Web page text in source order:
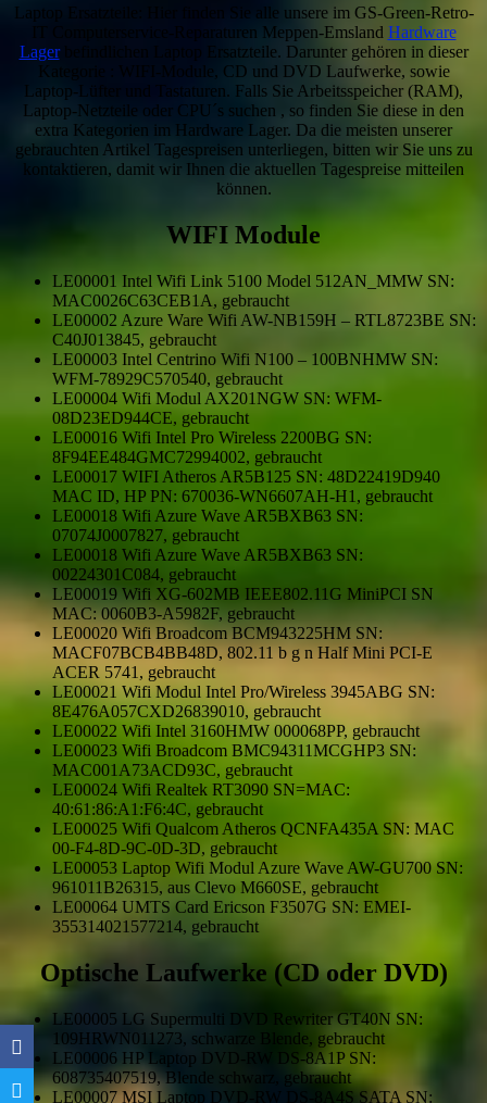
Laptop Ersatzteile: Hier finden Sie alle unsere im GS-Green-Retro-
IT Computerservice-Reparaturen Meppen-Emsland Hardware
Lagerbefindlichen Laptop Ersatzteile. Darunter gehören in dieser
Kategorie : WIFI-Module, CD und DVD Laufwerke, sowie
Laptop-Lüfter und Tastaturen. Falls Sie Arbeitsspeicher (RAM),
Laptop-Netzteile oder CPU´s suchen , so finden Sie diese in den
extra Kategorien im Hardware Lager. Da die meisten unserer
gebrauchten Artikel Tagespreisen unterliegen, bitten wir Sie uns zu
kontaktieren, damit wir Ihnen die aktuellen Tagespreise mitteilen
können.
WIFI Module
LE00001 Intel Wifi Link 5100 Model 512AN_MMW SN:
MAC0026C63CEB1A, gebraucht
LE00002 Azure Ware Wifi AW-NB159H – RTL8723BE SN:
C40J013845, gebraucht
LE00003 Intel Centrino Wifi N100 – 100BNHMW SN:
WFM-78929C570540, gebraucht
LE00004 Wifi Modul AX201NGW SN: WFM-
08D23ED944CE, gebraucht
LE00016 Wifi Intel Pro Wireless 2200BG SN:
8F94EE484GMC72994002, gebraucht
LE00017 WIFI Atheros AR5B125 SN: 48D22419D940
MAC ID, HP PN: 670036-WN6607AH-H1, gebraucht
LE00018 Wifi Azure Wave AR5BXB63 SN:
07074J0007827, gebraucht
LE00018 Wifi Azure Wave AR5BXB63 SN:
00224301C084, gebraucht
LE00019 Wifi XG-602MB IEEE802.11G MiniPCI SN
MAC: 0060B3-A5982F, gebraucht
LE00020 Wifi Broadcom BCM943225HM SN:
MACF07BCB4BB48D, 802.11 b g n Half Mini PCI-E
ACER 5741, gebraucht
LE00021 Wifi Modul Intel Pro/Wireless 3945ABG SN:
8E476A057CXD26839010, gebraucht
LE00022 Wifi Intel 3160HMW 000068PP, gebraucht
LE00023 Wifi Broadcom BMC94311MCGHP3 SN:
MAC001A73ACD93C, gebraucht
LE00024 Wifi Realtek RT3090 SN=MAC:
40:61:86:A1:F6:4C, gebraucht
LE00025 Wifi Qualcom Atheros QCNFA435A SN: MAC
00-F4-8D-9C-0D-3D, gebraucht
LE00053 Laptop Wifi Modul Azure Wave AW-GU700 SN:
961011B26315, aus Clevo M660SE, gebraucht
LE00064 UMTS Card Ericson F3507G SN: EMEI-
355314021577214, gebraucht
Optische Laufwerke (CD oder DVD)
LE00005 LG Supermulti DVD Rewriter GT40N SN:
109HRWN011273, schwarze Blende, gebraucht
LE00006 HP Laptop DVD-RW DS-8A1P SN:
608735407519, Blende schwarz, gebraucht
LE00007 MSI Laptop DVD-RW DS-8A4S SATA SN: